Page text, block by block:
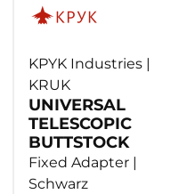
KPYK Industries |
KRUK
UNIVERSAL
TELESCOPIC
BUTTSTOCK
Fixed Adapter |
Schwarz